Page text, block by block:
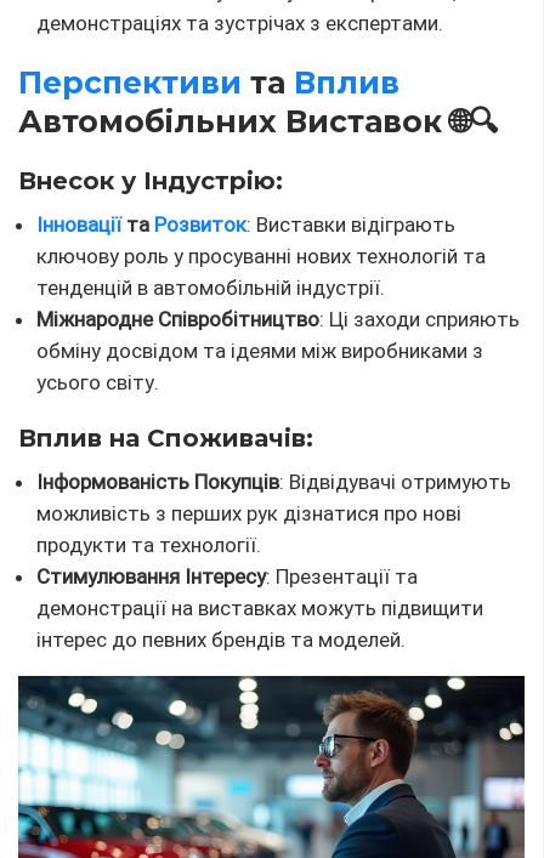
демонстраціях та зустрічах з експертами.
Перспективи та Вплив
Автомобільних Виставок 🌐🔍
Внесок у Індустрію:
Інноваціїта Розвиток: Виставки відіграють
ключову роль у просуванні нових технологій та
тенденцій в автомобільній індустрії.
Міжнародне Співробітництво: Ці заходи сприяють
обміну досвідом та ідеями між виробниками з
усього світу.
Вплив на Споживачів:
Інформованість Покупців: Відвідувачі отримують
можливість з перших рук дізнатися про нові
продукти та технології.
Стимулювання Інтересу: Презентації та
демонстрації на виставках можуть підвищити
інтерес до певних брендів та моделей.